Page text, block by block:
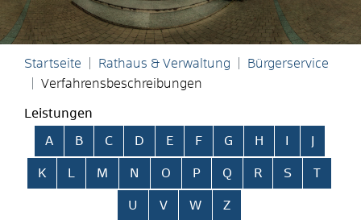
Startseite Rathaus & Verwaltung
Bürgerservice
Verfahrensbeschreibungen
Leistungen
Alphabetisches Register überspringen
A B C D E F G H
K L M N O P Q R S T
U V W Z